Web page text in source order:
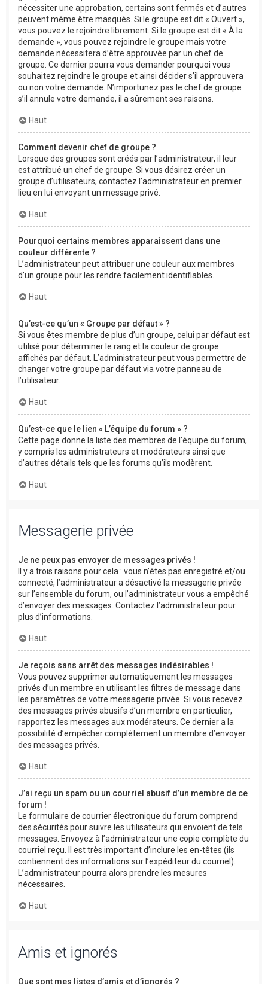
nécessiter une approbation, certains sont fermés et d’autres
peuvent même être masqués. Si le groupe est dit « Ouvert »,
vous pouvez le rejoindre librement. Si le groupe est dit « À la
demande », vous pouvez rejoindre le groupe mais votre
demande nécessitera d’être approuvée par un chef de
groupe. Ce dernier pourra vous demander pourquoi vous
souhaitez rejoindre le groupe et ainsi décider s’il approuvera
ou non votre demande. N’importunez pas le chef de groupe
s’il annule votre demande, il a sûrement ses raisons.
Haut
Comment devenir chef de groupe ?
Lorsque des groupes sont créés par l’administrateur, il leur
est attribué un chef de groupe. Si vous désirez créer un
groupe d’utilisateurs, contactez l’administrateur en premier
lieu en lui envoyant un message privé.
Haut
Pourquoi certains membres apparaissent dans une
couleur différente ?
L’administrateur peut attribuer une couleur aux membres
d’un groupe pour les rendre facilement identifiables.
Haut
Qu’est-ce qu’un « Groupe par défaut » ?
Si vous êtes membre de plus d’un groupe, celui par défaut est
utilisé pour déterminer le rang et la couleur de groupe
affichés par défaut. L’administrateur peut vous permettre de
changer votre groupe par défaut via votre panneau de
l’utilisateur.
Haut
Qu’est-ce que le lien « L’équipe du forum » ?
Cette page donne la liste des membres de l’équipe du forum,
y compris les administrateurs et modérateurs ainsi que
d’autres détails tels que les forums qu’ils modèrent.
Haut
Messagerie privée
Je ne peux pas envoyer de messages privés !
Il y a trois raisons pour cela : vous n’êtes pas enregistré et/ou
connecté, l’administrateur a désactivé la messagerie privée
sur l’ensemble du forum, ou l’administrateur vous a empêché
d’envoyer des messages. Contactez l’administrateur pour
plus d’informations.
Haut
Je reçois sans arrêt des messages indésirables !
Vous pouvez supprimer automatiquement les messages
privés d’un membre en utilisant les filtres de message dans
les paramètres de votre messagerie privée. Si vous recevez
des messages privés abusifs d’un membre en particulier,
rapportez les messages aux modérateurs. Ce dernier a la
possibilité d’empêcher complètement un membre d’envoyer
des messages privés.
Haut
J’ai reçu un spam ou un courriel abusif d’un membre de ce
forum !
Le formulaire de courrier électronique du forum comprend
des sécurités pour suivre les utilisateurs qui envoient de tels
messages. Envoyez à l’administrateur une copie complète du
courriel reçu. Il est très important d’inclure les en-têtes (ils
contiennent des informations sur l’expéditeur du courriel).
L’administrateur pourra alors prendre les mesures
nécessaires.
Haut
Amis et ignorés
Que sont mes listes d’amis et d’ignorés ?